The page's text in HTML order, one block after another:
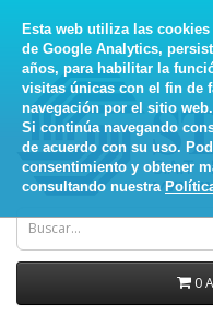
Esta web utiliza las
de Google Analytics,
años, para habilitar la
visitas únicas con el fin de
navegación por el sitio web.
Si continúa navegando
de acuerdo con su uso.
consentimiento y obtener
consultando nuestra
0